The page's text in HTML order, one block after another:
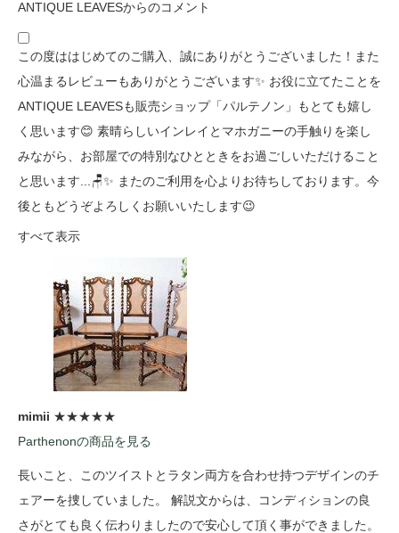
ANTIQUE LEAVESからのコメント
この度ははじめてのご購入、誠にありがとうございました！また
心温まるレビューもありがとうございます✨ お役に立てたことを
ANTIQUE LEAVESも販売ショップ「パルテノン」もとても嬉し
く思います😊 素晴らしいインレイとマホガニーの手触りを楽し
みながら、お部屋での特別なひとときをお過ごしいただけること
と思います...🪑✨ またのご利用を心よりお待ちしております。今
後ともどうぞよろしくお願いいたします😉
すべて表示
mimii ★★★★★
Parthenonの商品を見る
長いこと、このツイストとラタン両方を合わせ持つデザインのチ
ェアーを捜していました。 解説文からは、コンディションの良
さがとても良く伝わりましたので安心して頂く事ができました。